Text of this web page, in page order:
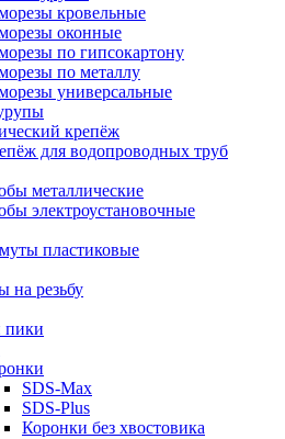
кровельные
оконные
по гипсокартону
по металлу
универсальные
крепёж
для водопроводных труб
металлические
электроустановочные
пластиковые
на резьбу
пики
SDS-Max
SDS-Plus
Коронки без хвостовика